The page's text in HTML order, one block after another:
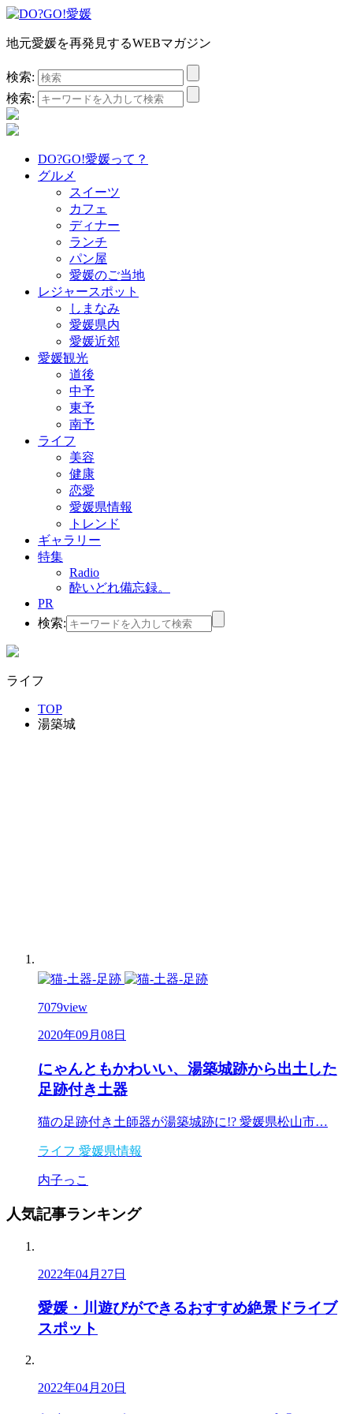
地元愛媛を再発見するWEBマガジン
検索:
検索:
DO?GO!愛媛って？
グルメ
スイーツ
カフェ
ディナー
ランチ
パン屋
愛媛のご当地
レジャースポット
しまなみ
愛媛県内
愛媛近郊
愛媛観光
道後
中予
東予
南予
ライフ
美容
健康
恋愛
愛媛県情報
トレンド
ギャラリー
特集
Radio
酔いどれ備忘録。
PR
検索:
ライフ
TOP
湯築城
7079view
2020年09月08日
にゃんともかわいい、湯築城跡から出土した
足跡付き土器
猫の足跡付き土師器が湯築城跡に!? 愛媛県松山市…
ライフ 愛媛県情報
内子っこ
人気記事ランキング
2022年04月27日
愛媛・川遊びができるおすすめ絶景ドライブ
スポット
2022年04月20日